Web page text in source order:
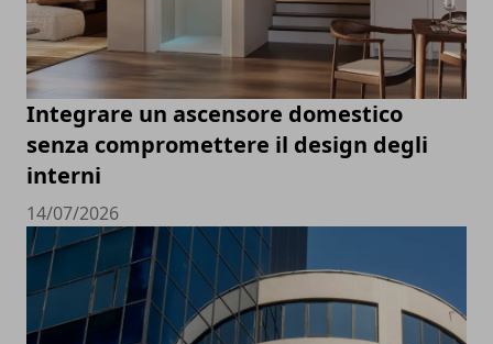
Integrare un ascensore domestico
senza compromettere il design degli
interni
14/07/2026